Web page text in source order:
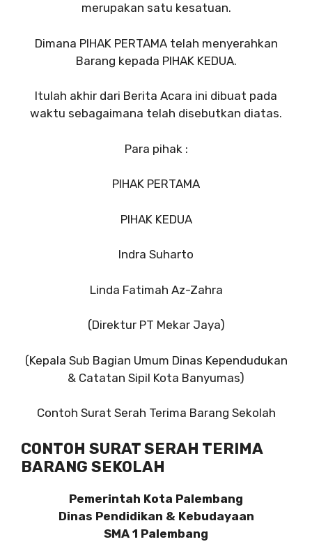
merupakan satu kesatuan.
Dimana PIHAK PERTAMA telah menyerahkan
Barang kepada PIHAK KEDUA.
Itulah akhir dari Berita Acara ini dibuat pada
waktu sebagaimana telah disebutkan diatas.
Para pihak :
PIHAK PERTAMA
PIHAK KEDUA
Indra Suharto
Linda Fatimah Az-Zahra
(Direktur PT Mekar Jaya)
(Kepala Sub Bagian Umum Dinas Kependudukan
& Catatan Sipil Kota Banyumas)
Contoh Surat Serah Terima Barang Sekolah
CONTOH SURAT SERAH TERIMA
BARANG SEKOLAH
Pemerintah Kota Palembang
Dinas Pendidikan & Kebudayaan
SMA 1 Palembang